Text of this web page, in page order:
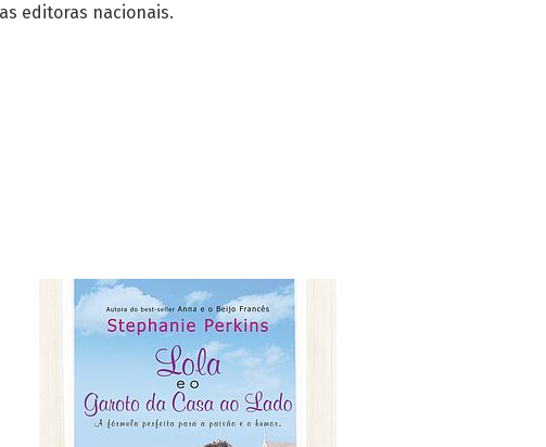
editoras nacionais.